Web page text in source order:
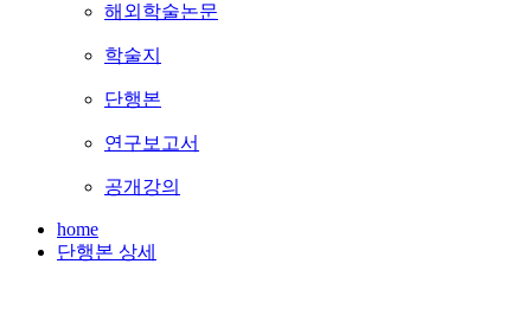
해외학술논문
학술지
단행본
연구보고서
공개강의
home
단행본 상세